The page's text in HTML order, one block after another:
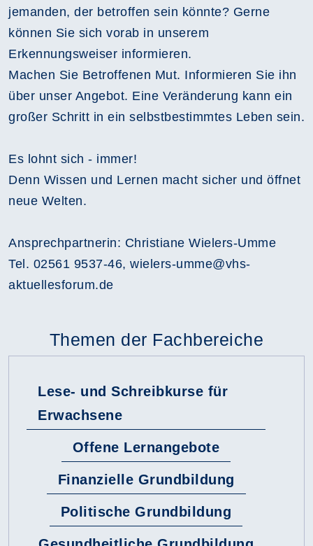
jemanden, der betroffen sein könnte? Gerne
können Sie sich vorab in unserem
Erkennungsweiser informieren.
Machen Sie Betroffenen Mut. Informieren Sie ihn
über unser Angebot. Eine Veränderung kann ein
großer Schritt in ein selbstbestimmtes Leben sein.
Es lohnt sich - immer!
Denn Wissen und Lernen macht sicher und öffnet
neue Welten.
Ansprechpartnerin: Christiane Wielers-Umme
Tel. 02561 9537-46, wielers-umme@vhs-
aktuellesforum.de
Themen der Fachbereiche
Lese- und Schreibkurse für
Erwachsene
Offene Lernangebote
Finanzielle Grundbildung
Politische Grundbildung